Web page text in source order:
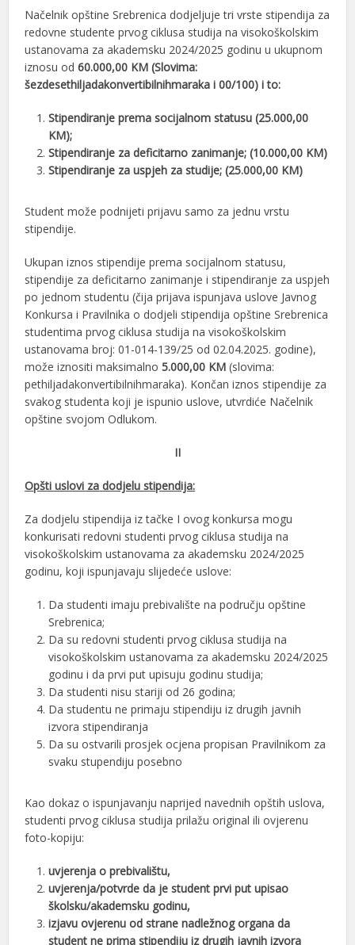
Načelnik opštine Srebrenica dodjeljuje tri vrste stipendija za
redovne studente prvog ciklusa studija na visokoškolskim
ustanovama za akademsku 2024/2025 godinu u ukupnom
iznosu od60.000,00 KM (Slovima:
šezdesethiljadakonvertibilnihmaraka i 00/100) i to:
Stipendiranje prema socijalnom statusu (25.000,00
KM);
Stipendiranje za deficitarno zanimanje; (10.000,00 KM)
Stipendiranje za uspjeh za studije; (25.000,00 KM)
Student može podnijeti prijavu samo za jednu vrstu
stipendije.
Ukupan iznos stipendije prema socijalnom statusu,
stipendije za deficitarno zanimanje i stipendiranje za uspjeh
po jednom studentu (čija prijava ispunjava uslove Javnog
Konkursa i Pravilnika o dodjeli stipendija opštine Srebrenica
studentima prvog ciklusa studija na visokoškolskim
ustanovama broj: 01-014-139/25 od 02.04.2025. godine),
može iznositi maksimalno5.000,00 KM (slovima:
pethiljadakonvertibilnihmaraka). Končan iznos stipendije za
svakog studenta koji je ispunio uslove, utvrdiće Načelnik
opštine svojom Odlukom.
II
Opšti uslovi za dodjelu stipendija:
Za dodjelu stipendija iz tačke I ovog konkursa mogu
konkurisati redovni studenti prvog ciklusa studija na
visokoškolskim ustanovama za akademsku 2024/2025
godinu, koji ispunjavaju slijedeće uslove:
Da studenti imaju prebivalište na području opštine
Srebrenica;
Da su redovni studenti prvog ciklusa studija na
visokoškolskim ustanovama za akademsku 2024/2025
godinu i da prvi put upisuju godinu studija;
Da studenti nisu stariji od 26 godina;
Da studentu ne primaju stipendiju iz drugih javnih
izvora stipendiranja
Da su ostvarili prosjek ocjena propisan Pravilnikom za
svaku stupendiju posebno
Kao dokaz o ispunjavanju naprijed navednih opštih uslova,
studenti prvog ciklusa studija prilažu original ili ovjerenu
foto-kopiju:
uvjerenja o prebivalištu,
uvjerenja/potvrde da je student prvi put upisao
školsku/akademsku godinu,
izjavu ovjerenu od strane nadležnog organa da
student ne prima stipendiju iz drugih javnih izvora